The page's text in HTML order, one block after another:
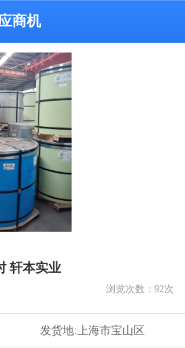
商机
轩本实业
浏览次数： 92次
发货地:上海市宝山区